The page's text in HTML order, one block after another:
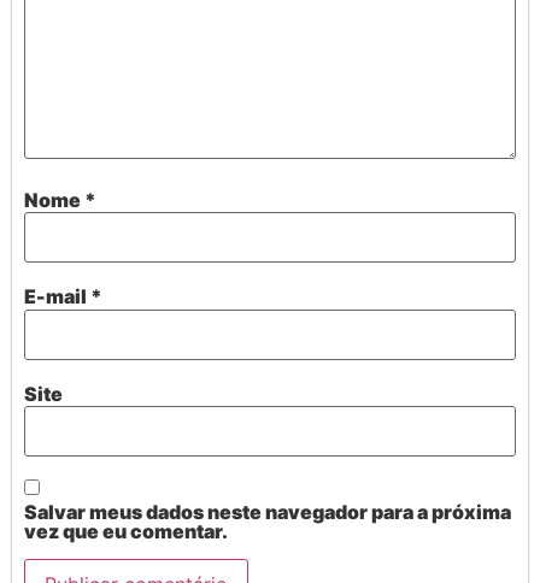
Nome *
E-mail *
Site
Salvar meus dados neste navegador para a próxima
vez que eu comentar.